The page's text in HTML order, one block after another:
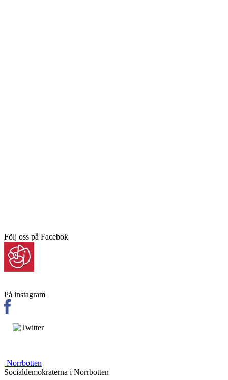
Följ oss på Facebok
På instagram
Norrbotten
Socialdemokraterna i Norrbotten